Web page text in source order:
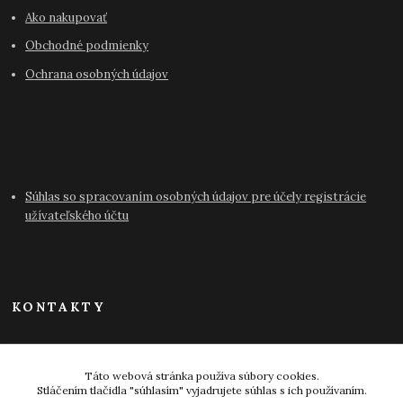
Ako nakupovať
Obchodné podmienky
Ochrana osobných údajov
Súhlas so spracovaním osobných údajov pre účely registrácie
užívateľského účtu
KONTAKTY
Táto webová stránka používa súbory cookies.
Stláčením tlačidla "súhlasím" vyjadrujete súhlas s ich používaním.